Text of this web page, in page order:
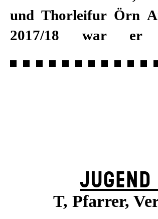
und Thorleifur Örn
2017/18 war er
2021/22
T, Pfarrer,